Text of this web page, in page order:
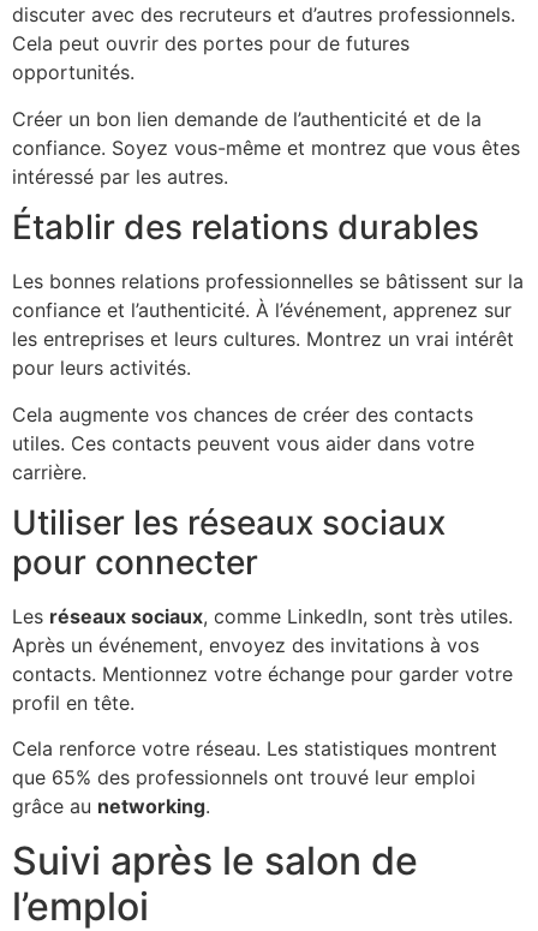
discuter avec des recruteurs et d’autres professionnels.
Cela peut ouvrir des portes pour de futures
opportunités.
Créer un bon lien demande de l’authenticité et de la
confiance. Soyez vous-même et montrez que vous êtes
intéressé par les autres.
Établir des relations durables
Les bonnes relations professionnelles se bâtissent sur la
confiance et l’authenticité. À l’événement, apprenez sur
les entreprises et leurs cultures. Montrez un vrai intérêt
pour leurs activités.
Cela augmente vos chances de créer des contacts
utiles. Ces contacts peuvent vous aider dans votre
carrière.
Utiliser les réseaux sociaux
pour connecter
Les réseaux sociaux, comme LinkedIn, sont très utiles.
Après un événement, envoyez des invitations à vos
contacts. Mentionnez votre échange pour garder votre
profil en tête.
Cela renforce votre réseau. Les statistiques montrent
que 65% des professionnels ont trouvé leur emploi
grâce au networking.
Suivi après le salon de
l’emploi